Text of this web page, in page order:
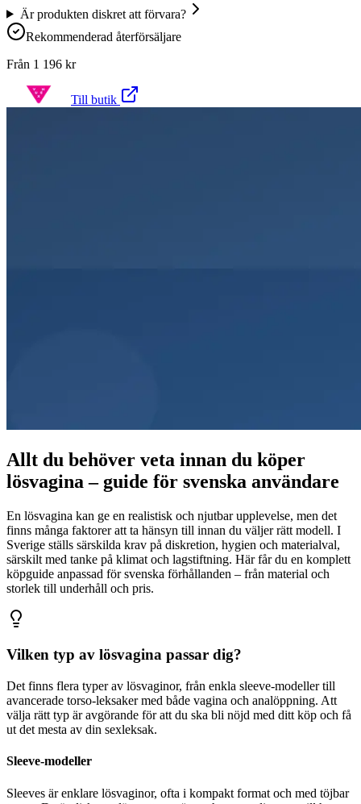
Är produkten diskret att förvara?
Rekommenderad återförsäljare
Från 1 196 kr
Till butik
Allt du behöver veta innan du köper
lösvagina – guide för svenska användare
En lösvagina kan ge en realistisk och njutbar upplevelse, men det
finns många faktorer att ta hänsyn till innan du väljer rätt modell. I
Sverige ställs särskilda krav på diskretion, hygien och materialval,
särskilt med tanke på klimat och lagstiftning. Här får du en komplett
köpguide anpassad för svenska förhållanden – från material och
storlek till underhåll och pris.
Vilken typ av lösvagina passar dig?
Det finns flera typer av lösvaginor, från enkla sleeve-modeller till
avancerade torso-leksaker med både vagina och analöppning. Att
välja rätt typ är avgörande för att du ska bli nöjd med ditt köp och få
ut det mesta av din sexleksak.
Sleeve-modeller
Sleeves är enklare lösvaginor, ofta i kompakt format och med töjbar